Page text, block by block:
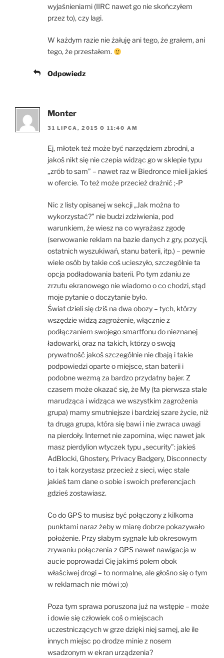
wyjaśnieniami (IIRC nawet go nie skończyłem
przez to), czy lagi.
W każdym razie nie żałuję ani tego, że grałem, ani
tego, że przestałem.
Odpowiedz
Monter
31 LIPCA, 2015 O 11:40 AM
Ej, młotek też może być narzędziem zbrodni, a
jakoś nikt się nie czepia widząc go w sklepie typu
„zrób to sam” – nawet raz w Biedronce mieli jakieś
w ofercie. To też może przecież drażnić ;-P
Nic z listy opisanej w sekcji „Jak można to
wykorzystać?” nie budzi zdziwienia, pod
warunkiem, że wiesz na co wyrażasz zgodę
(serwowanie reklam na bazie danych z gry, pozycji,
ostatnich wyszukiwań, stanu baterii, itp.) – pewnie
wiele osób by takie coś ucieszyło, szczególnie ta
opcja podładowania baterii. Po tym zdaniu ze
zrzutu ekranowego nie wiadomo o co chodzi, stąd
moje pytanie o doczytanie było.
Świat dzieli się dziś na dwa obozy – tych, którzy
wszędzie widzą zagrożenie, włącznie z
podłączaniem swojego smartfonu do nieznanej
ładowarki, oraz na takich, którzy o swoją
prywatność jakoś szczególnie nie dbają i takie
podpowiedzi oparte o miejsce, stan baterii i
podobne wezmą za bardzo przydatny bajer. Z
czasem może okazać się, że My (ta pierwsza stale
marudząca i widząca we wszystkim zagrożenia
grupa) mamy smutniejsze i bardziej szare życie, niż
ta druga grupa, która się bawi i nie zwraca uwagi
na pierdoły. Internet nie zapomina, więc nawet jak
masz pierdylion wtyczek typu „security”: jakieś
AdBlocki, Ghostery, Privacy Badgery, Disconnecty
to i tak korzystasz przecież z sieci, więc stale
jakieś tam dane o sobie i swoich preferencjach
gdzieś zostawiasz.
Co do GPS to musisz być połączony z kilkoma
punktami naraz żeby w miarę dobrze pokazywało
położenie. Przy słabym sygnale lub okresowym
zrywaniu połączenia z GPS nawet nawigacja w
aucie poprowadzi Cię jakimś polem obok
właściwej drogi – to normalne, ale głośno się o tym
w reklamach nie mówi ;o)
Poza tym sprawa poruszona już na wstępie – może
i dowie się człowiek coś o miejscach
uczestniczących w grze dzięki niej samej, ale ile
innych miejsc po drodze minie z nosem
wsadzonym w ekran urządzenia?